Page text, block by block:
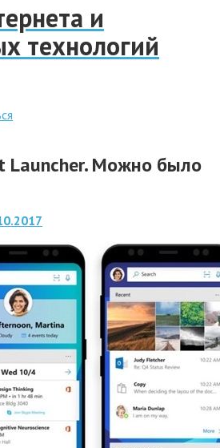
и
технологий
Launcher. Можно было